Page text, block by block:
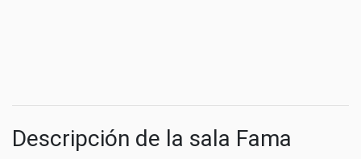
Descripción de la sala Fama